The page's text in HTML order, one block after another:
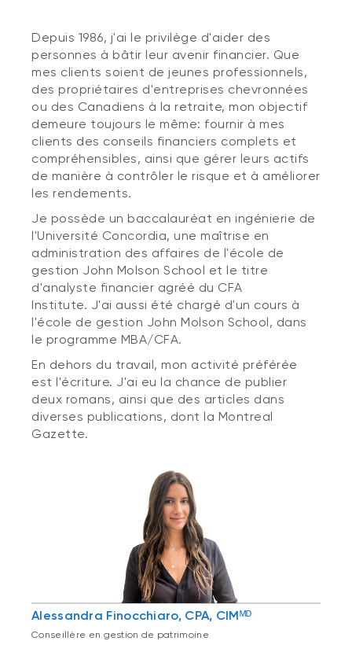
Depuis 1986, j'ai le privilège d'aider des
personnes à bâtir leur avenir financier. Que
mes clients soient de jeunes professionnels,
des propriétaires d'entreprises chevronnées
ou des Canadiens à la retraite, mon objectif
demeure toujours le même: fournir à mes
clients des conseils financiers complets et
compréhensibles, ainsi que gérer leurs actifs
de manière à contrôler le risque et à améliorer
les rendements.
Je possède un baccalauréat en ingénierie de
l'Université Concordia, une maîtrise en
administration des affaires de l'école de
gestion John Molson School et le titre
d'analyste financier agréé du CFA
Institute. J'ai aussi été chargé d'un cours à
l'école de gestion John Molson School, dans
le programme MBA/CFA.
En dehors du travail, mon activité préférée
est l'écriture. J'ai eu la chance de publier
deux romans, ainsi que des articles dans
diverses publications, dont la Montreal
Gazette.
Alessandra Finocchiaro, CPA, CIMᴹᴰ
Conseillère en gestion de patrimoine